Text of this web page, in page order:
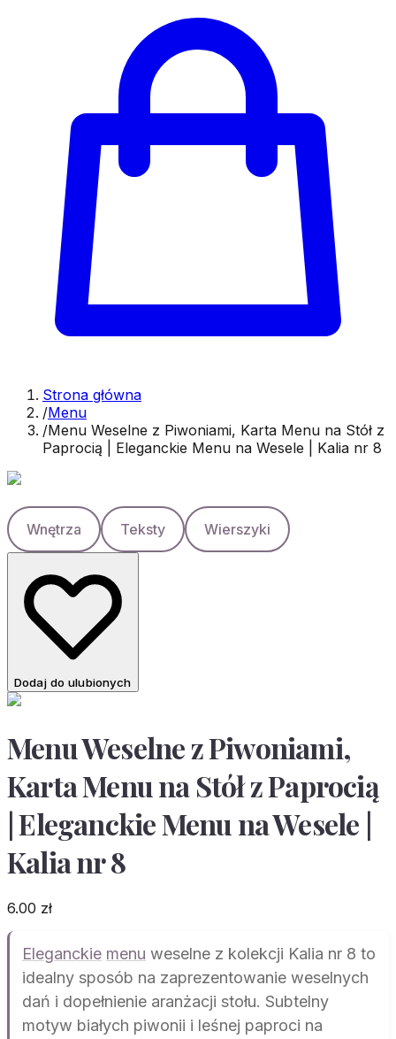
Strona główna
/Menu
/Menu Weselne z Piwoniami, Karta Menu na Stół z
Paprocią | Eleganckie Menu na Wesele | Kalia nr 8
Wnętrza Teksty Wierszyki
Dodaj do ulubionych
Menu Weselne z Piwoniami,
Karta Menu na Stół z Paprocią
| Eleganckie Menu na Wesele |
Kalia nr 8
6.00 zł
Eleganckie menu weselne z kolekcji Kalia nr 8 to
idealny sposób na zaprezentowanie weselnych
dań i dopełnienie aranżacji stołu. Subtelny
motyw białych piwonii i leśnej paproci na